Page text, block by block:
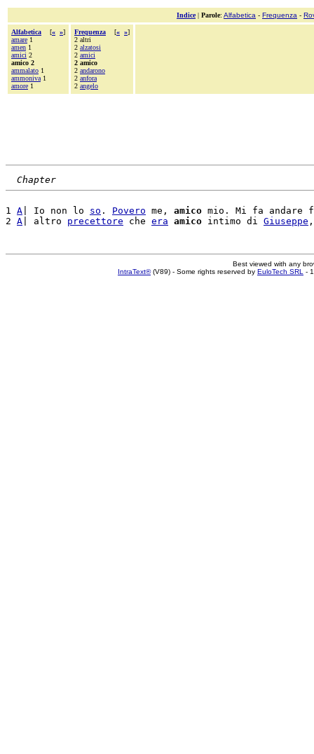
Indice| Parole: Alfabetica - Frequenza -
Alfabetica [« »]
amare 1
amen 1
amici 2
amico 2
ammalato 1
ammoniva 1
amore 1
Frequenza [« »]
2 altri
2 alzatosi
2 amici
2 amico
2 andarono
2 anfora
2 angelo
Chapter
1 A | Io non lo so . Povero me, amico mio. Mi fa andare
2 A | altro precettore che era amico intimo di Giuseppe
Best viewed with any
IntraText®(V89) - Some rights reserved by EuloTech SRL -